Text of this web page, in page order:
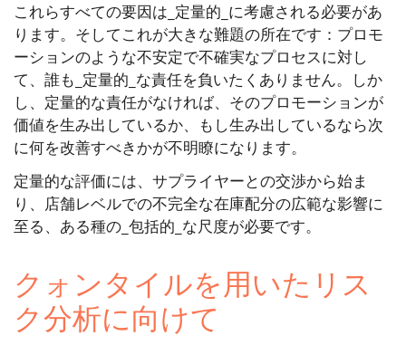
これらすべての要因は_定量的_に考慮される必要があ
ります。そしてこれが大きな難題の所在です：プロモ
ーションのような不安定で不確実なプロセスに対し
て、誰も_定量的_な責任を負いたくありません。しか
し、定量的な責任がなければ、そのプロモーションが
価値を生み出しているか、もし生み出しているなら次
に何を改善すべきかが不明瞭になります。
定量的な評価には、サプライヤーとの交渉から始ま
り、店舗レベルでの不完全な在庫配分の広範な影響に
至る、ある種の_包括的_な尺度が必要です。
クォンタイルを用いたリス
ク分析に向けて